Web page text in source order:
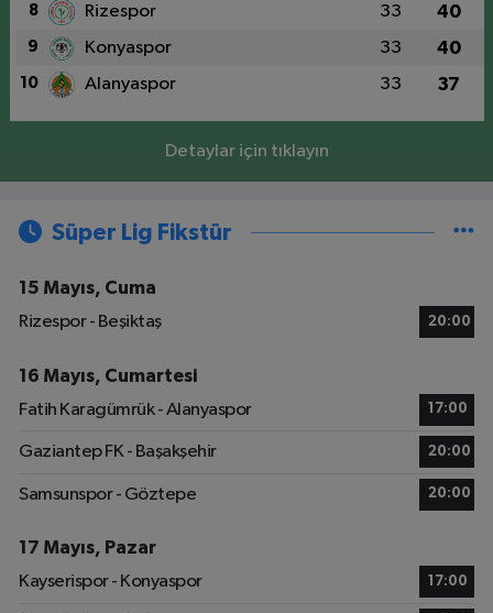
8 Rizespor 33 40
9 Konyaspor 33 40
10 Alanyaspor 33 37
Detaylar için tıklayın
Süper Lig Fikstür
15 Mayıs, Cuma
Rizespor - Beşiktaş
20:00
16 Mayıs, Cumartesi
Fatih Karagümrük - Alanyaspor
17:00
Gaziantep FK - Başakşehir 20:00
Samsunspor - Göztepe 20:00
17 Mayıs, Pazar
Kayserispor - Konyaspor
17:00